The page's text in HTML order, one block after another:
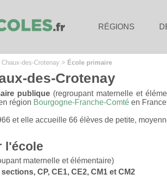
RÉGIONS
Chaux-des-Crotenay > École primaire
des-Crotenay
publique (regroupant maternelle et
région Bourgogne-Franche-Comté en
et elle accueille 66 élèves de petite,
l'école
maternelle et élémentaire)
CP, CE1, CE2, CM1 et CM2